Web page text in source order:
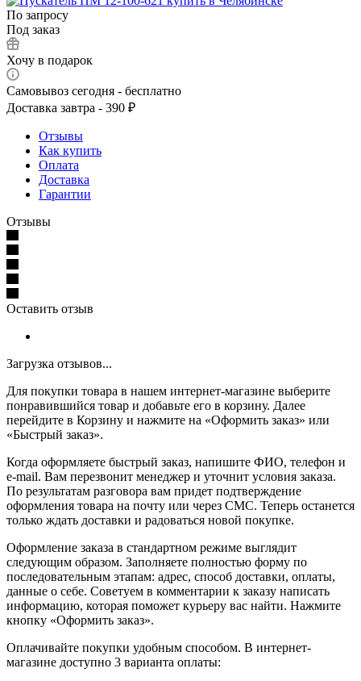
По запросу
Под заказ
Хочу в подарок
Самовывоз сегодня - бесплатно
Доставка завтра - 390 ₽
Отзывы
Как купить
Оплата
Доставка
Гарантии
Отзывы
Оставить отзыв
Загрузка отзывов...
Для покупки товара в нашем интернет-магазине выберите
понравившийся товар и добавьте его в корзину. Далее
перейдите в Корзину и нажмите на «Оформить заказ» или
«Быстрый заказ».
Когда оформляете быстрый заказ, напишите ФИО, телефон и
e-mail. Вам перезвонит менеджер и уточнит условия заказа.
По результатам разговора вам придет подтверждение
оформления товара на почту или через СМС. Теперь останется
только ждать доставки и радоваться новой покупке.
Оформление заказа в стандартном режиме выглядит
следующим образом. Заполняете полностью форму по
последовательным этапам: адрес, способ доставки, оплаты,
данные о себе. Советуем в комментарии к заказу написать
информацию, которая поможет курьеру вас найти. Нажмите
кнопку «Оформить заказ».
Оплачивайте покупки удобным способом. В интернет-
магазине доступно 3 варианта оплаты: